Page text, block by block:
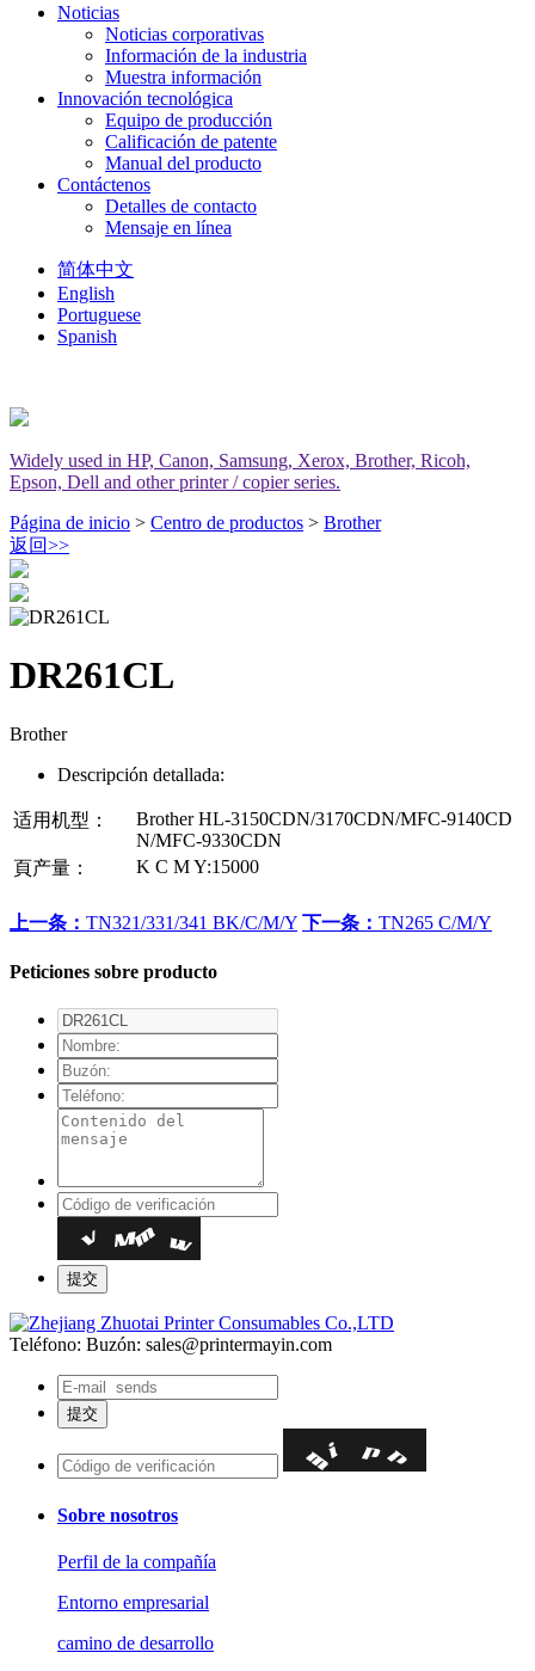
Noticias
Noticias corporativas
Información de la industria
Muestra información
Innovación tecnológica
Equipo de producción
Calificación de patente
Manual del producto
Contáctenos
Detalles de contacto
Mensaje en línea
简体中文
English
Portuguese
Spanish
Widely used in HP, Canon, Samsung, Xerox, Brother, Ricoh,
Epson, Dell and other printer / copier series.
Página de inicio > Centro de productos > Brother
返回>>
DR261CL
Brother
Descripción detallada:
适用机型：
Brother HL-3150CDN/3170CDN/MFC-9140CD
N/MFC-9330CDN
頁产量：
K C M Y:15000
上一条： TN321/331/341 BK/C/M/Y 下一条： TN265 C/M/Y
Peticiones sobre producto
Teléfono: Buzón: sales@printermayin.com
Sobre nosotros
Perfil de la compañía
Entorno empresarial
camino de desarrollo